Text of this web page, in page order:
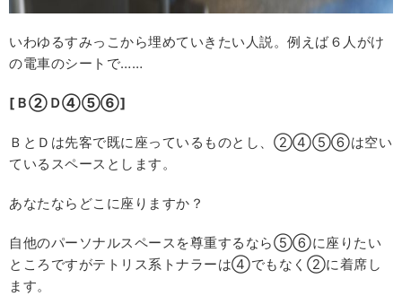
いわゆるすみっこから埋めていきたい人説。例えば６人がけ
の電車のシートで……
[Ｂ②Ｄ④⑤⑥]
ＢとＤは先客で既に座っているものとし、②④⑤⑥は空い
ているスペースとします。
あなたならどこに座りますか？
自他のパーソナルスペースを尊重するなら⑤⑥に座りたい
ところですがテトリス系トナラーは④でもなく②に着席し
ます。